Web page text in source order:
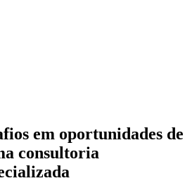
em oportunidades de
consultoria